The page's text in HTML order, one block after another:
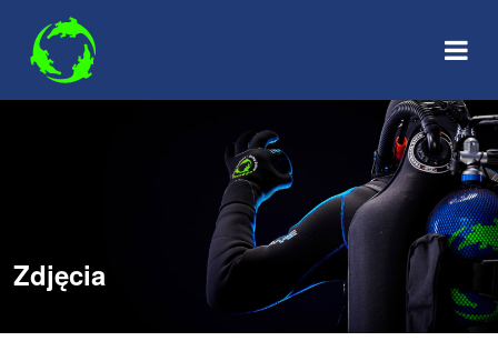
content
Zdjęcia